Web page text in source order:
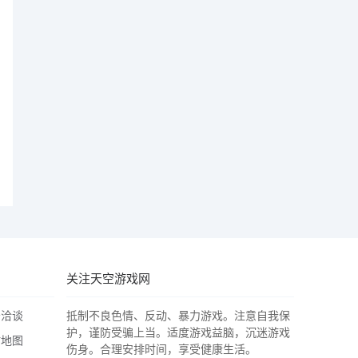
谈
图
关注天空游戏网
抵制不良色情、反动、暴力游戏。注意自我保
护，谨防受骗上当。适度游戏益脑，沉迷游戏
伤身。合理安排时间，享受健康生活。